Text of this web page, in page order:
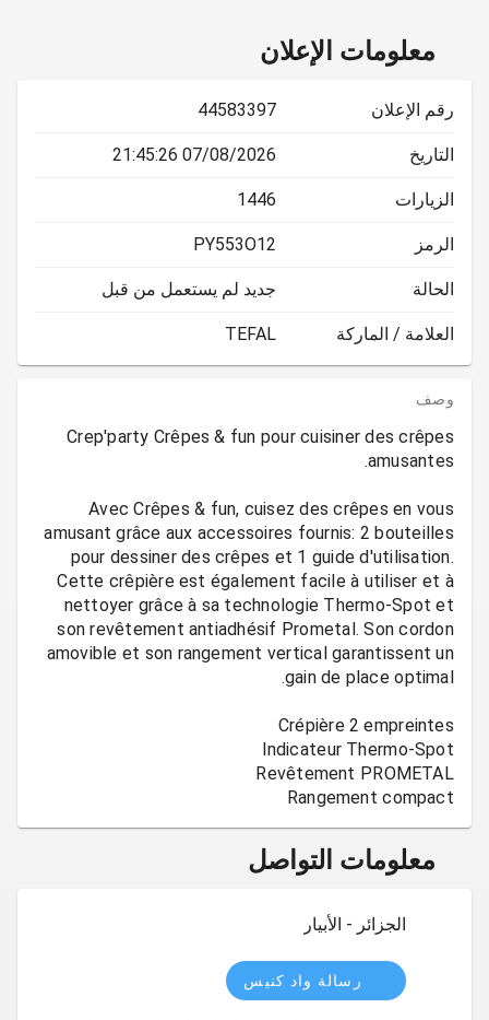
معلومات الإعلان
رقم الإعلان 44583397
التاريخ 07/08/2026 21:45:26
الزيارات 1446
الرمز PY553O12
الحالة جديد لم يستعمل من قبل
العلامة / الماركة TEFAL
وصف
Crep'party Crêpes & fun pour cuisiner des crêpes
Avec Crêpes & fun, cuisez des crêpes en vous
amusant grâce aux accessoires fournis: 2 bouteilles
pour dessiner des crêpes et 1 guide d'utilisation.
Cette crêpière est également facile à utiliser et à
nettoyer grâce à sa technologie Thermo-Spot et
son revêtement antiadhésif Prometal. Son cordon
amovible et son rangement vertical garantissent un
Rangement compact
معلومات التواصل
الجزائر - الأبيار
رسالة واد كنيس